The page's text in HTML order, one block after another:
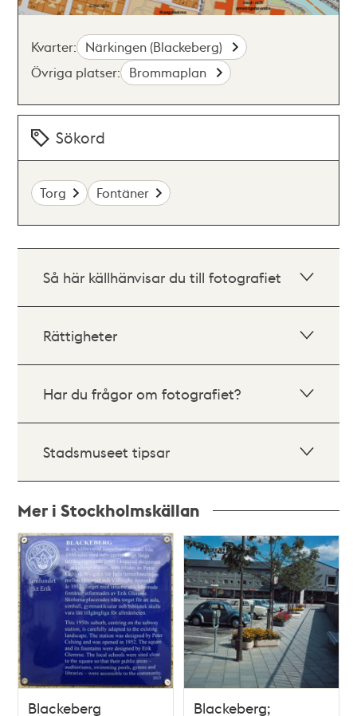
Kvarter: Närkingen (Blackeberg)
Övriga platser: Brommaplan
Sökord
Torg Fontäner
Så här källhänvisar du till fotografiet
Rättigheter
Har du frågor om fotografiet?
Stadsmuseet tipsar
Mer i Stockholmskällan
Relaterade
poster
och
teman
Blackeberg Blackeberg;